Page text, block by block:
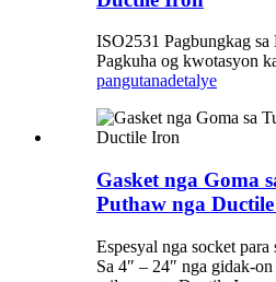
ISO2531 Pagbungkag
Pagkuha og kwotasyon
pangutanadetalye
Gasket nga Goma
Puthaw nga
Espesyal nga socket
Sa 4″ – 24″ nga gidak-